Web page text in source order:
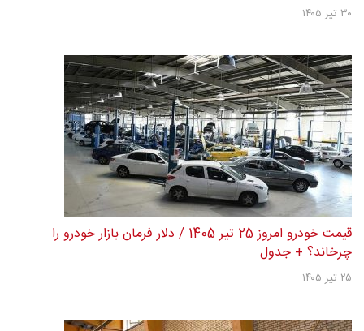
۳۰ تیر ۱۴۰۵
قیمت خودرو امروز 25 تیر 1405 / دلار فرمان بازار خودرو را
چرخاند؟ + جدول
۲۵ تیر ۱۴۰۵